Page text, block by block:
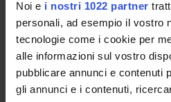
Noi e i nostri 1022 partner
personali, ad esempio il vostro
tecnologie come i cookie per
alle informazioni sul vostro
pubblicare annunci e contenuti
gli annunci e i contenuti,
SERVIZI DI SEGRETERIA
STRUTTURE DEL
LABORATORI DI RICERCA